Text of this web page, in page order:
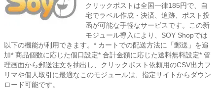
クリックポストは全国一律185円で、自
宅でラベル作成・決済、追跡、ポスト投
函が可能な手軽なサービスです。この新
モジュール導入により、SOY Shopでは
以下の機能が利用できます。* カートでの配送方法に「郵送」を追
加* 商品個数に応じた個口設定* 合計金額に応じた送料無料設定* 管
理画面から郵送注文を抽出し、クリックポスト依頼用のCSV出力フ
リマや個人取引に最適なこのモジュールは、指定サイトからダウン
ロード可能です。